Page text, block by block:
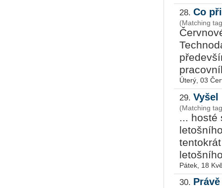
28. Co
(Matching
Úterý, 03
29. Vyšel
(Matching
... hosté
Pátek, 18
30.